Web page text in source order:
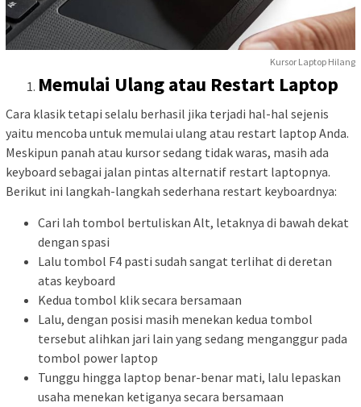
Kursor Laptop Hilang
Memulai Ulang atau Restart Laptop
Cara klasik tetapi selalu berhasil jika terjadi hal-hal sejenis
yaitu mencoba untuk memulai ulang atau restart laptop Anda.
Meskipun panah atau kursor sedang tidak waras, masih ada
keyboard sebagai jalan pintas alternatif restart laptopnya.
Berikut ini langkah-langkah sederhana restart keyboardnya:
Cari lah tombol bertuliskan Alt, letaknya di bawah dekat
dengan spasi
Lalu tombol F4 pasti sudah sangat terlihat di deretan
atas keyboard
Kedua tombol klik secara bersamaan
Lalu, dengan posisi masih menekan kedua tombol
tersebut alihkan jari lain yang sedang menganggur pada
tombol power laptop
Tunggu hingga laptop benar-benar mati, lalu lepaskan
usaha menekan ketiganya secara bersamaan